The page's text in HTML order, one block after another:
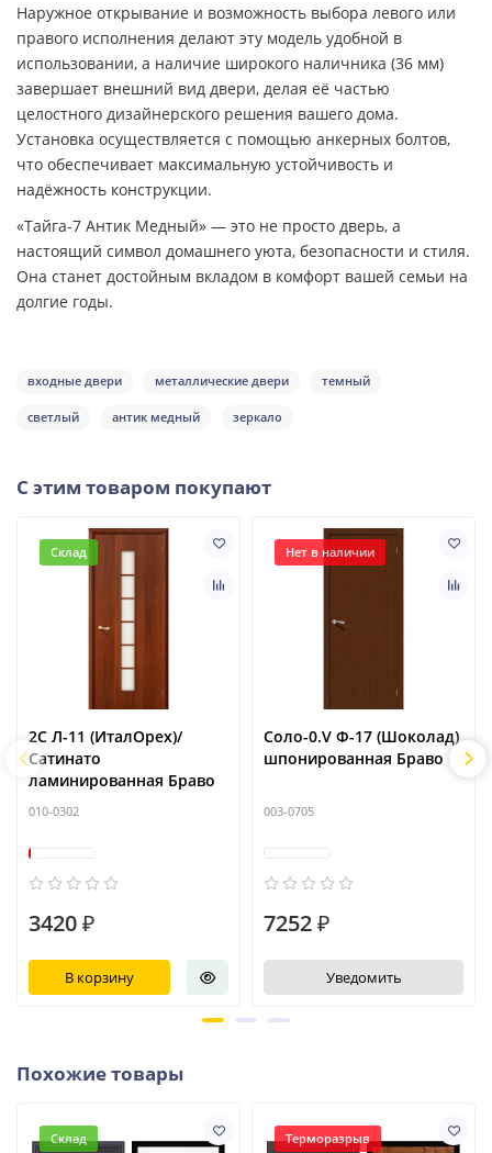
Наружное открывание и возможность выбора левого или
правого исполнения делают эту модель удобной в
использовании, а наличие широкого наличника (36 мм)
завершает внешний вид двери, делая её частью
целостного дизайнерского решения вашего дома.
Установка осуществляется с помощью анкерных болтов,
что обеспечивает максимальную устойчивость и
надёжность конструкции.
«Тайга-7 Антик Медный» — это не просто дверь, а
настоящий символ домашнего уюта, безопасности и стиля.
Она станет достойным вкладом в комфорт вашей семьи на
долгие годы.
входные двери металлические двери темный
светлый антик медный зеркало
С этим товаром покупают
Склад
2С Л-11 (ИталОрех)/
Сатинато
ламинированная Браво
010-0302
3420 ₽
В корзину
Нет в наличии
Соло-0.V Ф-17 (Шоколад)
шпонированная Браво
003-0705
7252 ₽
Уведомить
Похожие товары
Склад
Терморазрыв